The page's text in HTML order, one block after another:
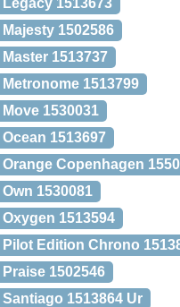
1513673
1502586
1513737
1513799
1530031
1513697
Copenhagen
1530081
1513594
Edition Chrono
1502546
1513864 Ur